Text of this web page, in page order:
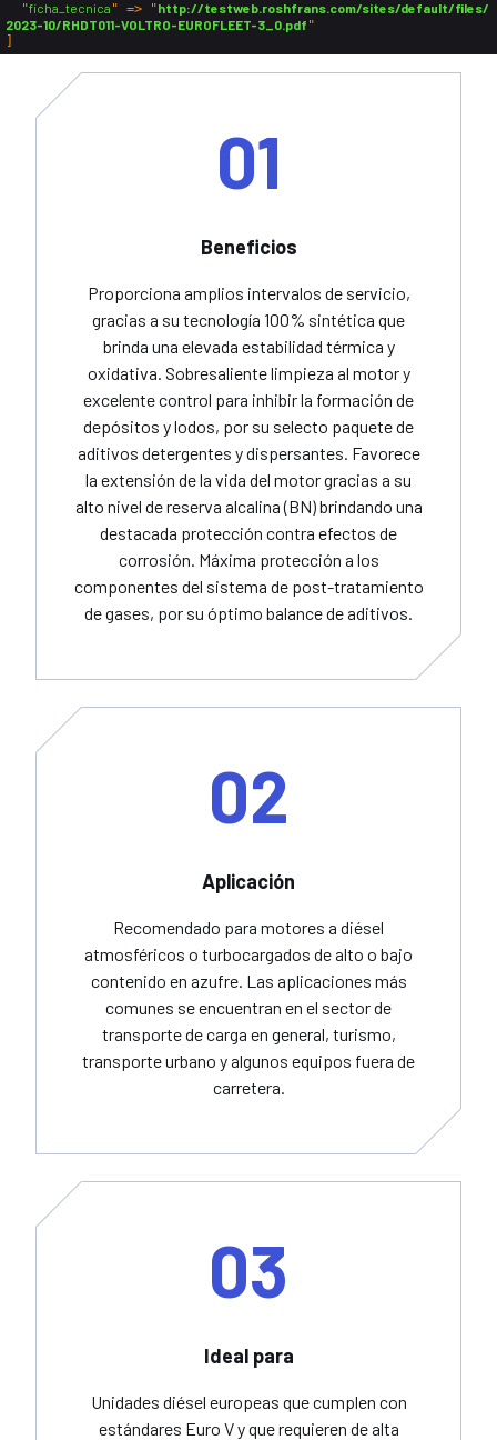
  "
ficha_tecnica " => "http://testweb.roshfrans.com/sites/default/files/
2023-10/RHDT011-VOLTRO-EUROFLEET-3_0.pdf
01
Beneficios
Proporciona amplios intervalos de servicio,
gracias a su tecnología 100% sintética que
brinda una elevada estabilidad térmica y
oxidativa. Sobresaliente limpieza al motor y
excelente control para inhibir la formación de
depósitos y lodos, por su selecto paquete de
aditivos detergentes y dispersantes. Favorece
la extensión de la vida del motor gracias a su
alto nivel de reserva alcalina (BN) brindando una
destacada protección contra efectos de
corrosión. Máxima protección a los
componentes del sistema de post-tratamiento
de gases, por su óptimo balance de aditivos.
02
Aplicación
Recomendado para motores a diésel
atmosféricos o turbocargados de alto o bajo
contenido en azufre. Las aplicaciones más
comunes se encuentran en el sector de
transporte de carga en general, turismo,
transporte urbano y algunos equipos fuera de
carretera.
03
Ideal para
Unidades diésel europeas que cumplen con
estándares Euro V y que requieren de alta